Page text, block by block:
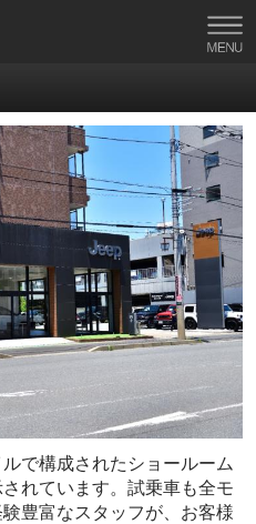
で構成されたショールーム
れています。試乗車も全モ
豊富なスタッフが、お客様